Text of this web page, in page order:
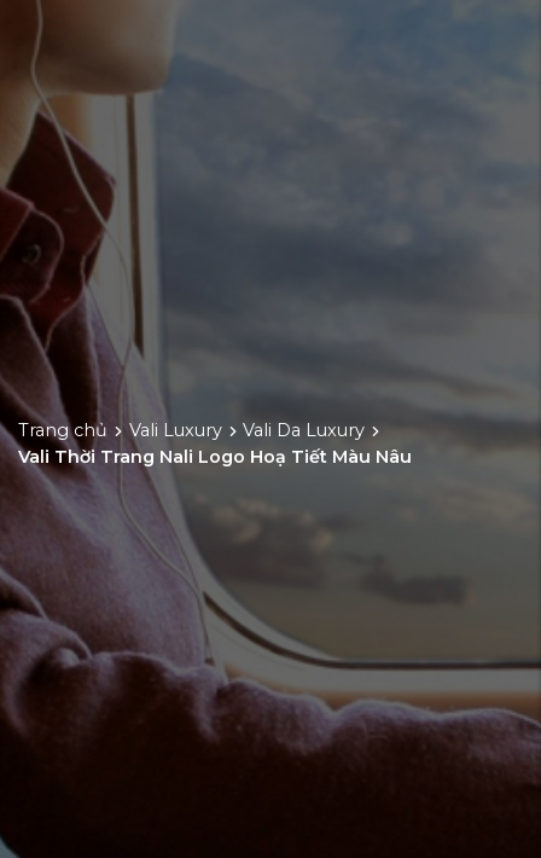
Trang chủ Vali Luxury
Vali Da Luxury
Vali Thời Trang Nali Logo Hoạ Tiết Màu Nâu